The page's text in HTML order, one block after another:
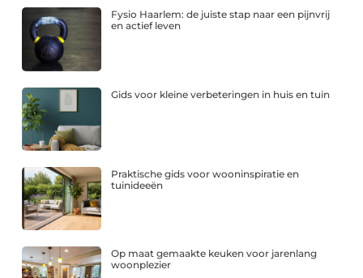
Fysio Haarlem: de juiste stap naar een pijnvrij
en actief leven
Gids voor kleine verbeteringen in huis en tuin
Praktische gids voor wooninspiratie en
tuinideeën
Op maat gemaakte keuken voor jarenlang
woonplezier